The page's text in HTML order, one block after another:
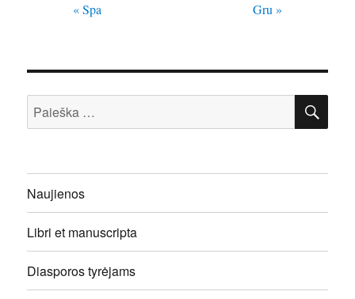
« Spa
Gru »
Ieškoti:
Naujienos
Libri et manuscripta
Diasporos tyrėjams